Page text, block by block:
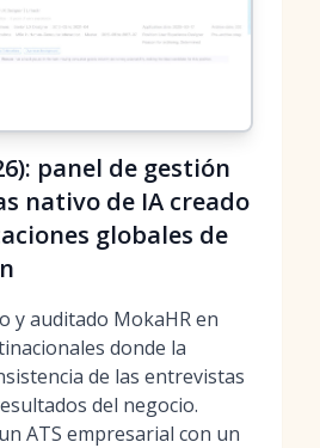
panel de gestión
nativo de IA creado
globales de
y auditado MokaHR en
donde la
de las entrevistas
del negocio.
ATS empresarial con un